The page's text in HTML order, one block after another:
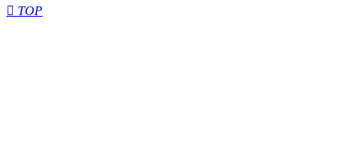
 TOP